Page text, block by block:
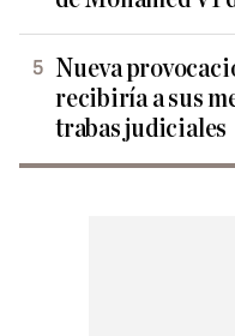
Nueva
recibiría a sus
trabas judiciales